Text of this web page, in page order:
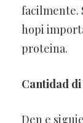
facilmente.
hopi
proteina.
Cantidad
Den e